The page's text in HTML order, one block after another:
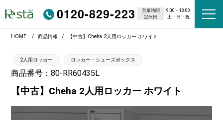
0120-829-223 営業時間
9:00～18:00
定休日
土・日・祝
HOME 商品情報 【中古】Cheha 2人用ロッカー ホワイト
2人用ロッカー ロッカー・シューズボックス
商品番号：80-RR60435L
【中古】Cheha 2人用ロッカー ホワイト